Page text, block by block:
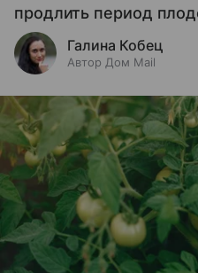
продлить период
Галина Кобец
Автор Дом Mail